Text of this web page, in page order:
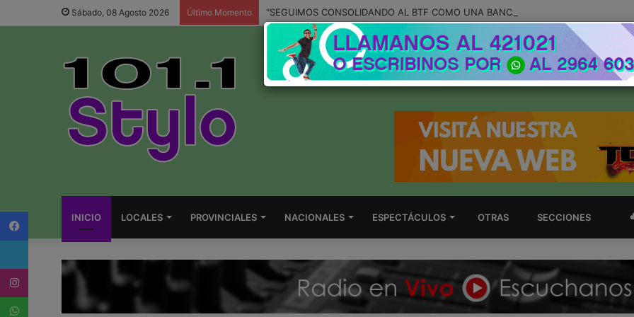
Sábado, 08 Agosto 2026 Último Momento
INICIO LOCALES PROVINCIALES NACIONALES ESPECTÁCULOS OTRAS SECCIONES
Twitter
Instagram